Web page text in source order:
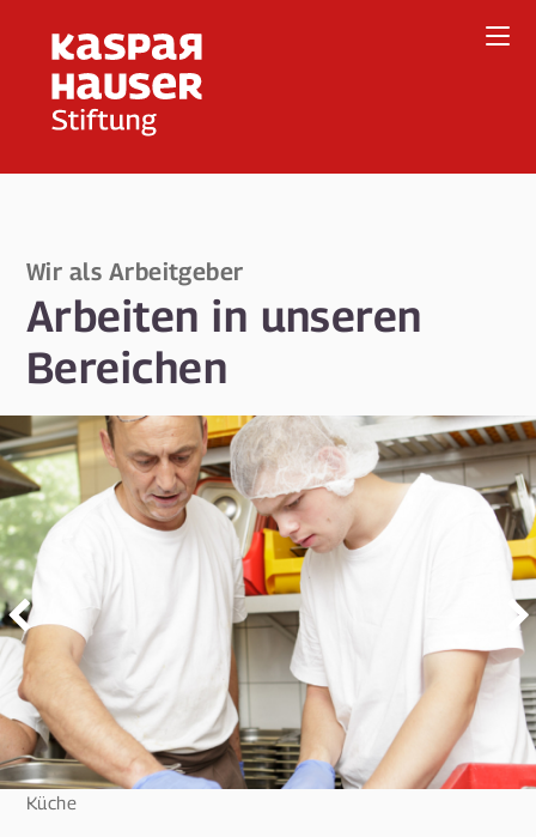
Wir als Arbeitgeber
Arbeiten in unseren
Bereichen
Küche